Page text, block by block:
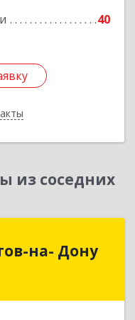
40
из соседних
на- Дону
на- Дону
Ростов-на-Дону г,